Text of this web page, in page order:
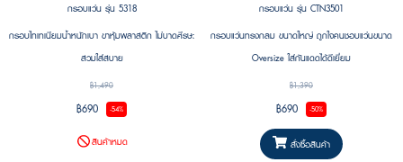
กรอบแว่น รุ่น 5318
กรอบไทเทเนียมน้ำหนักเบา ขาหุ้มพลาสติก ไม่บาดศีรษะ
สวมใส่สบาย
฿1,490
฿690 -54%
สินค้าหมด
กรอบแว่น รุ่น CTN3501
กรอบแว่นทรงกลม ขนาดใหญ่ ถูกใจคนชอบแว่นขนาด
Oversize ใส่กันแดดได้ดีเยี่ยม
฿1,390
฿690 -50%
สั่งซื้อสินค้า